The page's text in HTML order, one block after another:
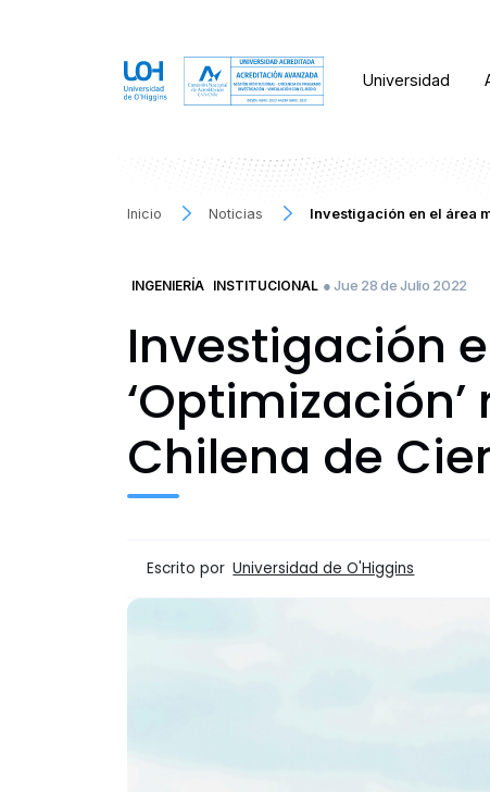
Universidad
Inicio Noticias Investigación en el área
INGENIERÍA INSTITUCIONAL ● Jue 28 de Julio 2022
Investigación
Chilena de
Escrito por Universidad de O'Higgins